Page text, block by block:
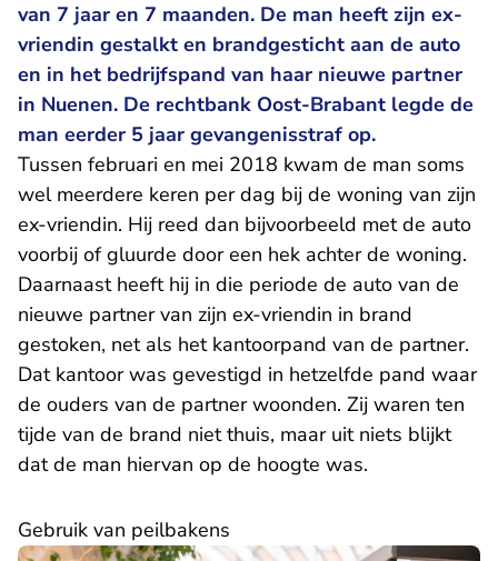
van 7 jaar en 7 maanden. De man heeft zijn ex-
vriendin gestalkt en brandgesticht aan de auto
en in het bedrijfspand van haar nieuwe partner
in Nuenen. De rechtbank Oost-Brabant legde de
man eerder 5 jaar gevangenisstraf op.
Tussen februari en mei 2018 kwam de man soms
wel meerdere keren per dag bij de woning van zijn
ex-vriendin. Hij reed dan bijvoorbeeld met de auto
voorbij of gluurde door een hek achter de woning.
Daarnaast heeft hij in die periode de auto van de
nieuwe partner van zijn ex-vriendin in brand
gestoken, net als het kantoorpand van de partner.
Dat kantoor was gevestigd in hetzelfde pand waar
de ouders van de partner woonden. Zij waren ten
tijde van de brand niet thuis, maar uit niets blijkt
dat de man hiervan op de hoogte was.
Gebruik van peilbakens